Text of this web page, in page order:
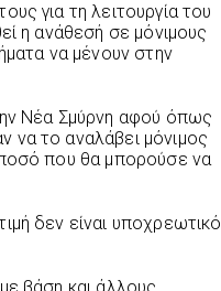
για τη λειτουργία του
η ανάθεσή σε μόνιμους
να μένουν στην
Νέα Σμύρνη αφού όπως
να το αναλάβει μόνιμος
που θα μπορούσε να
δεν είναι υποχρεωτικό